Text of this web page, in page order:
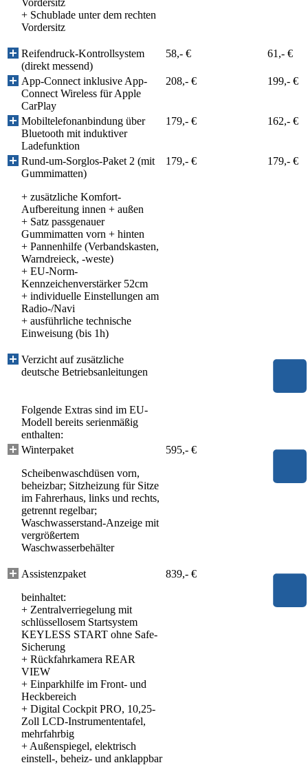
+ Schublade unter dem rechten
Vordersitz
Reifendruck-Kontrollsystem
(direkt messend)
58,- € 61,- €
App-Connect inklusive App-
Connect Wireless für Apple
CarPlay
208,- € 199,- €
Mobiltelefonanbindung über
Bluetooth mit induktiver
Ladefunktion
179,- € 162,- €
Rund-um-Sorglos-Paket 2 (mit
Gummimatten)
+ zusätzliche Komfort-
Aufbereitung innen + außen
+ Satz passgenauer
Gummimatten vorn + hinten
+ Pannenhilfe (Verbandskasten,
Warndreieck, -weste)
+ EU-Norm-
Kennzeichenverstärker 52cm
+ individuelle Einstellungen am
Radio-/Navi
+ ausführliche technische
Einweisung (bis 1h)
179,- € 179,- €
Verzicht auf zusätzliche
deutsche Betriebsanleitungen
Folgende Extras sind im EU-
Modell bereits serienmäßig
enthalten:
Winterpaket
Scheibenwaschdüsen vorn,
beheizbar; Sitzheizung für Sitze
im Fahrerhaus, links und rechts,
getrennt regelbar;
Waschwasserstand-Anzeige mit
vergrößertem
Waschwasserbehälter
595,- €
Assistenzpaket
beinhaltet:
+ Zentralverriegelung mit
schlüssellosem Startsystem
KEYLESS START ohne Safe-
Sicherung
+ Rückfahrkamera REAR
VIEW
+ Einparkhilfe im Front- und
Heckbereich
+ Digital Cockpit PRO, 10,25-
Zoll LCD-Instrumententafel,
mehrfahrbig
+ Außenspiegel, elektrisch
einstell-, beheiz- und anklappbar
839,- €